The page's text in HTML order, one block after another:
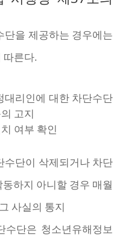
단을 제공하는 경우에는
따른다.
대리인에 대한 차단수단
고지
여부 확인
수단이 삭제되거나 차단
하지 아니할 경우 매월
사실의 통지
수단은 청소년유해정보